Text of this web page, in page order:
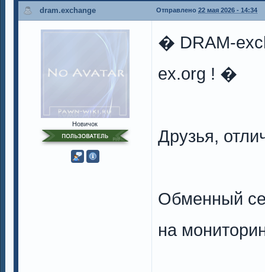
dram.exchange Отправлено 22 мая 2026 - 14:34
Новичок
� DRAM-
ex.org ! �
Друзья,
Обменный
на